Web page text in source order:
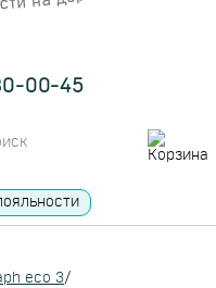
00-45
eco 3/